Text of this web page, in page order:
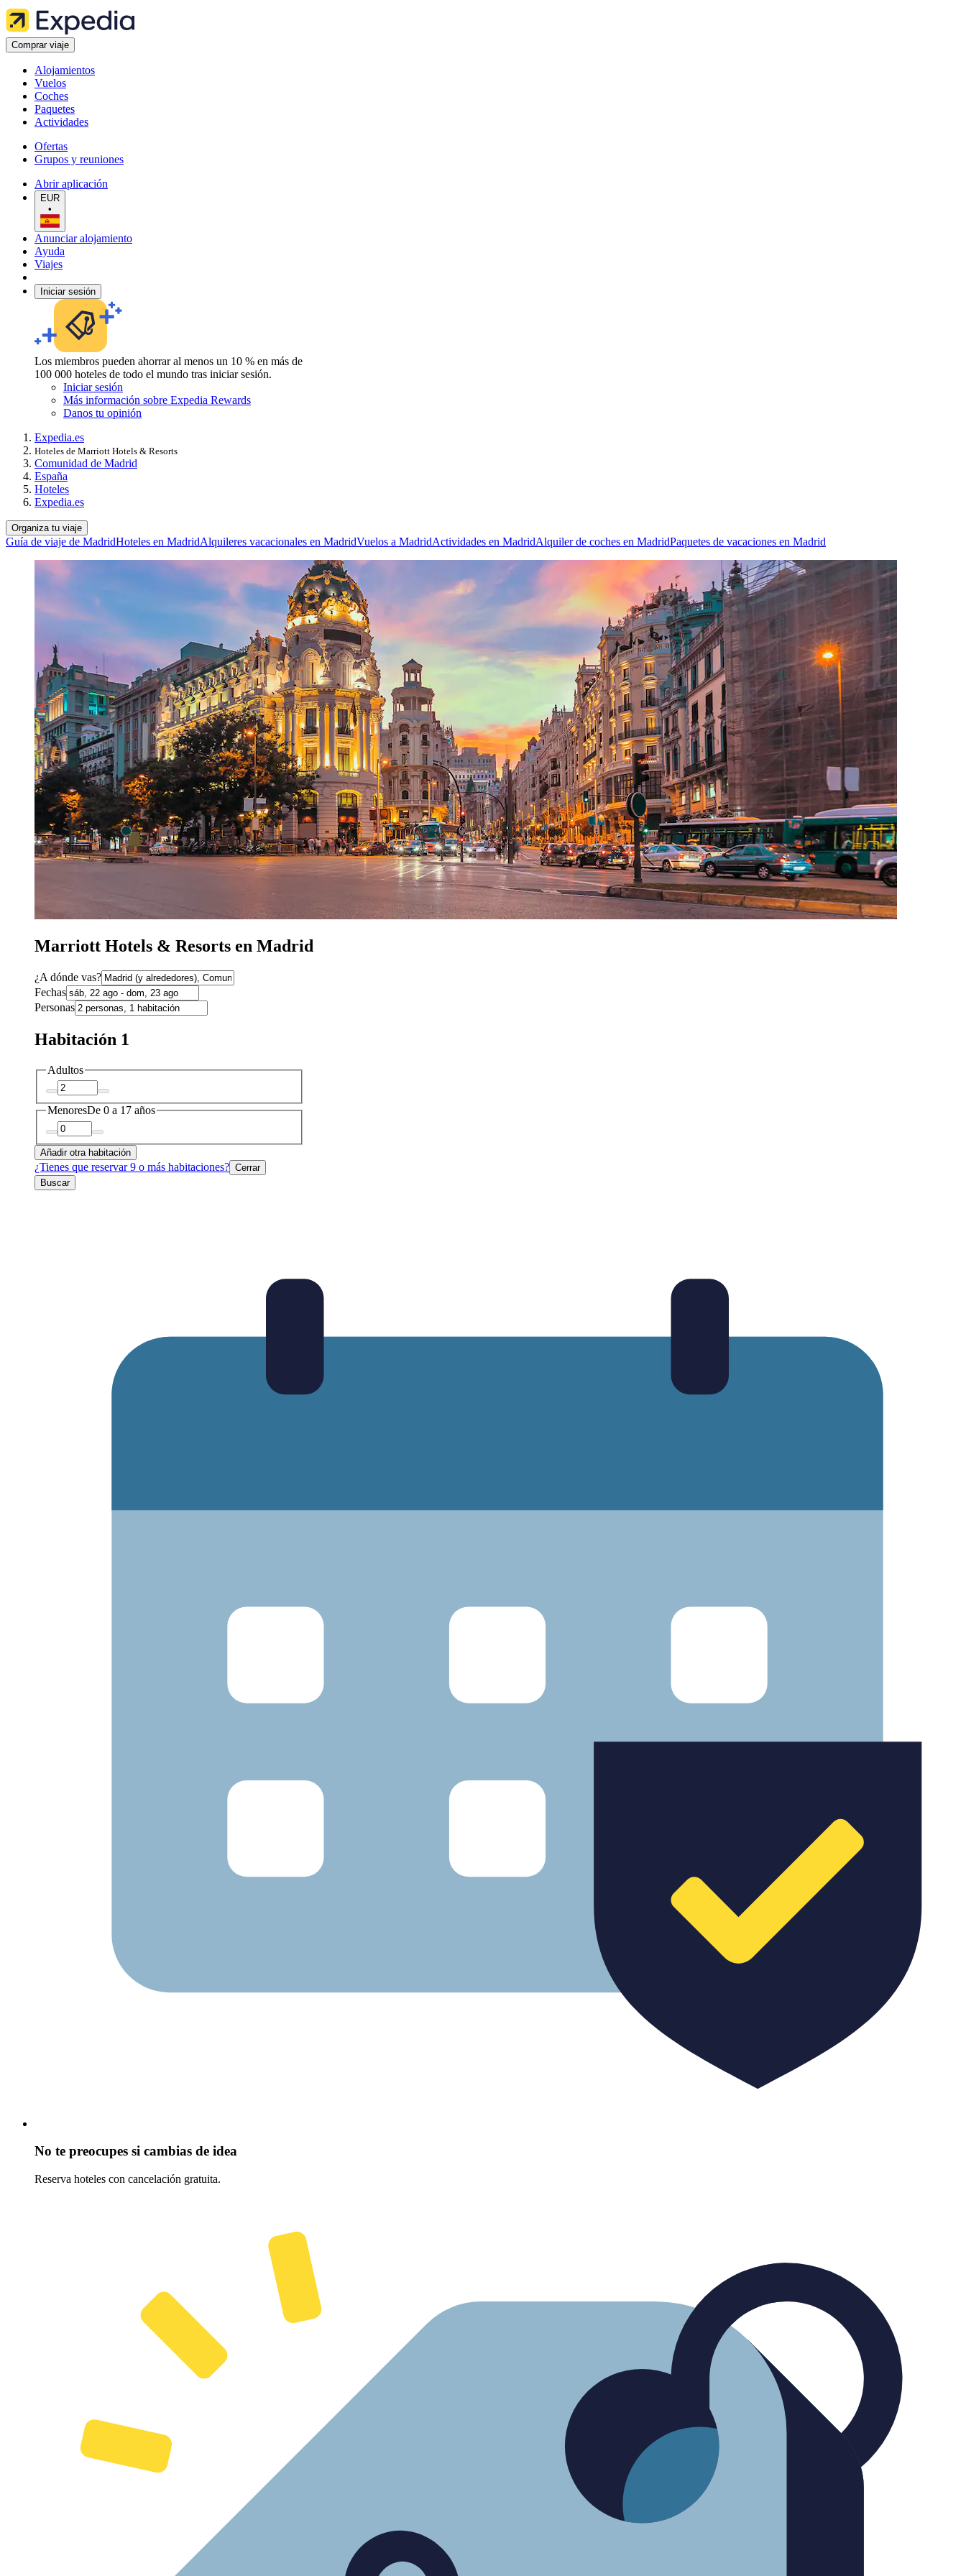
Comprar viaje
Alojamientos
Vuelos
Coches
Paquetes
Actividades
Ofertas
Grupos y reuniones
Abrir aplicación
EUR
•
Anunciar alojamiento
Ayuda
Viajes
Iniciar sesión
Los miembros pueden ahorrar al menos un 10 % en más de
100 000 hoteles de todo el mundo tras iniciar sesión.
Iniciar sesión
Más información sobre Expedia Rewards
Danos tu opinión
Expedia.es
Hoteles de Marriott Hotels & Resorts
Comunidad de Madrid
España
Hoteles
Expedia.es
Organiza tu viaje
Guía de viaje de MadridHoteles en MadridAlquileres vacacionales en MadridVuelos a MadridActividades en MadridAlquiler de coches en MadridPaquetes de vacaciones en Madrid
Marriott Hotels & Resorts en Madrid
¿A dónde vas?
Fechas
Personas
Habitación 1
Adultos
MenoresDe 0 a 17 años
Añadir otra habitación
¿Tienes que reservar 9 o más habitaciones? Cerrar
Buscar
No te preocupes si cambias de idea
Reserva hoteles con cancelación gratuita.